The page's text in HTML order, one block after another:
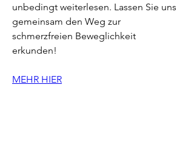
unbedingt weiterlesen. Lassen Sie uns
gemeinsam den Weg zur
schmerzfreien Beweglichkeit
erkunden!
MEHR HIER